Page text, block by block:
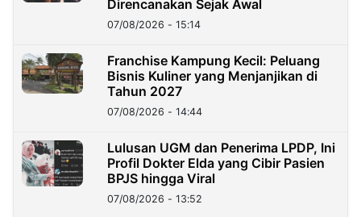
Direncanakan Sejak Awal
07/08/2026 - 15:14
Franchise Kampung Kecil: Peluang
Bisnis Kuliner yang Menjanjikan di
Tahun 2027
07/08/2026 - 14:44
Lulusan UGM dan Penerima LPDP, Ini
Profil Dokter Elda yang Cibir Pasien
BPJS hingga Viral
07/08/2026 - 13:52